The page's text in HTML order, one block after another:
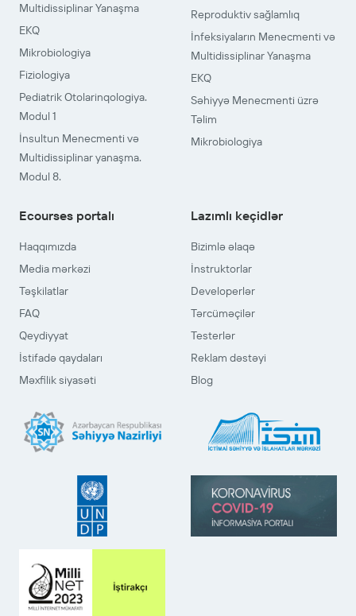
Multidissiplinar Yanaşma
EKQ
Mikrobiologiya
Fiziologiya
Pediatrik Otolarinqologiya.
Modul 1
İnsultun Menecmenti və
Multidissiplinar yanaşma.
Modul 8.
Reproduktiv sağlamlıq
İnfeksiyaların Menecmenti və
Multidissiplinar Yanaşma
EKQ
Səhiyyə Menecmenti üzrə
Təlim
Mikrobiologiya
Ecourses portalı
Haqqımızda
Media mərkəzi
Təşkilatlar
FAQ
Qeydiyyat
İstifadə qaydaları
Məxfilik siyasəti
Lazımlı keçidlər
Bizimlə əlaqə
İnstruktorlar
Developerlər
Tərcüməçilər
Testerlər
Reklam dəstəyi
Blog